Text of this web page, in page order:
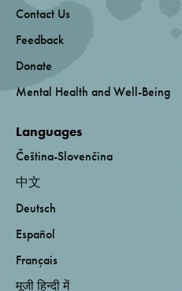
Contact Us
Feedback
Donate
Mental Health and Well-Being
Languages
Čeština-Slovenčina
中文
Deutsch
Español
Français
मूजी हिन्दी में